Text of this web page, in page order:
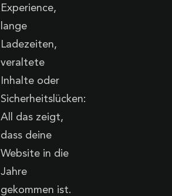
Experience,
lange
Ladezeiten,
veraltete
Inhalte oder
Sicherheitslücken:
All das zeigt,
dass deine
Website in die
Jahre
gekommen ist.